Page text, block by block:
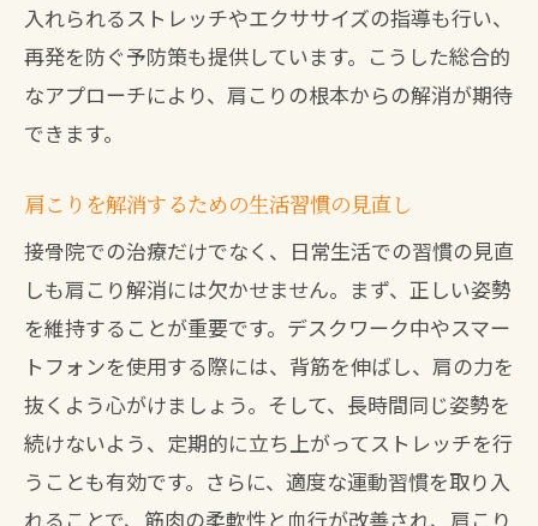
骨院の専門ケア
肩こり治療に特化した接骨院の選び方
北九州市八幡西区での肩こり治療実績
専門的ケアが肩こりに与える影響
接骨院の治療で肩こりから解放された体
北九州市八幡西区の接骨院が提供するサ
肩こり改善のための接骨院の取り組み
晴レルヤ接骨院黒崎院で感じる肩こり解消の
違い
晴レルヤ接骨院の特長と利点
入れられるストレッチやエクササイズの指導も行い、
再発を防ぐ予防策も提供しています。こうした総合的
なアプローチにより、肩こりの根本からの解消が期待
できます。
肩こりを解消するための生活習慣の見直し
接骨院での治療だけでなく、日常生活での習慣の見直
しも肩こり解消には欠かせません。まず、正しい姿勢
を維持することが重要です。デスクワーク中やスマー
トフォンを使用する際には、背筋を伸ばし、肩の力を
抜くよう心がけましょう。そして、長時間同じ姿勢を
続けないよう、定期的に立ち上がってストレッチを行
うことも有効です。さらに、適度な運動習慣を取り入
れることで、筋肉の柔軟性と血行が改善され、肩こり